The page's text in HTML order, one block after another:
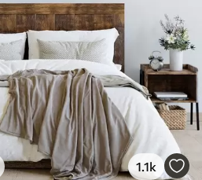
1.1k